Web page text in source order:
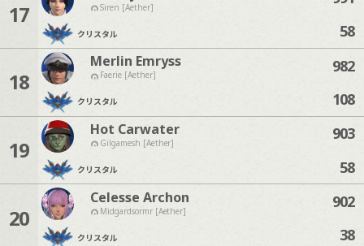
17 Siren [Aether]
クリスタル
58
18
Merlin Emryss
Faerie [Aether]
クリスタル
982
108
19
Hot Carwater
Gilgamesh [Aether]
クリスタル
903
58
20
Celesse Archon
Midgardsormr [Aether]
クリスタル
902
38